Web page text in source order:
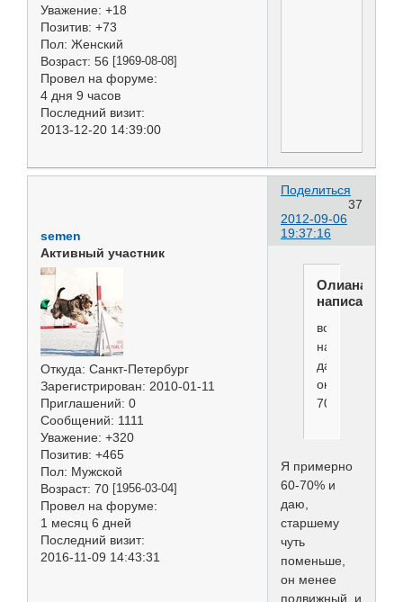
Уважение: +18
Позитив: +73
Пол: Женский
Возраст: 56 [1969-08-08]
Провел на форуме:
4 дня 9 часов
Последний визит:
2013-12-20 14:39:00
Поделиться
37
2012-09-06
19:37:16
semen
Активный участник
Откуда: Санкт-Петербург
Зарегистрирован: 2010-01-11
Приглашений: 0
Сообщений: 1111
Уважение: +320
Позитив: +465
Пол: Мужской
Возраст: 70 [1956-03-04]
Провел на форуме:
1 месяц 6 дней
Последний визит:
2016-11-09 14:43:31
Олиана
написал(а):
вообще
надо
давать
около
70%
Я примерно
60-70% и
даю,
старшему
чуть
поменьше,
он менее
подвижный, и